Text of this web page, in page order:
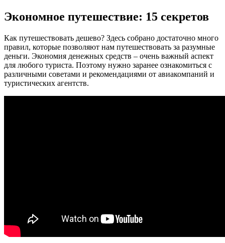
Экономное путешествие: 15 секретов
Как путешествовать дешево? Здесь собрано достаточно много
правил, которые позволяют нам путешествовать за разумные
деньги. Экономия денежных средств – очень важный аспект
для любого туриста. Поэтому нужно заранее ознакомиться с
различными советами и рекомендациями от авиакомпаний и
туристических агентств.